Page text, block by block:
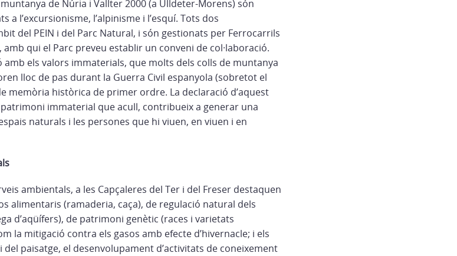
de Núria i Vallter 2000 (a Ulldeter-Morens) són
l’excursionisme, l’alpinisme i l’esquí. Tots dos
del PEIN i del Parc Natural, i són gestionats per Ferrocarrils
amb qui el Parc preveu establir un conveni de col·laboració.
els valors immaterials, que molts dels colls de muntanya
lloc de pas durant la Guerra Civil espanyola (sobretot el
memòria històrica de primer ordre. La declaració d’aquest
immaterial que acull, contribueix a generar una
naturals i les persones que hi viuen, en viuen i en
ambientals, a les Capçaleres del Ter i del Freser destaquen
alimentaris (ramaderia, caça), de regulació natural dels
d’aqüífers), de patrimoni genètic (races i varietats
la mitigació contra els gasos amb efecte d’hivernacle; i els
paisatge, el desenvolupament d’activitats de coneixement